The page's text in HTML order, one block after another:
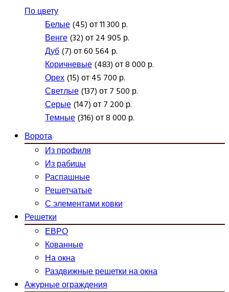
По цвету
Белые(45) от 11 300 р.
Венге(32) от 24 905 р.
Дуб(7) от 60 564 р.
Коричневые(483) от 8 000 р.
Орех(15) от 45 700 р.
Светлые(137) от 7 500 р.
Серые(147) от 7 200 р.
Темные(316) от 8 000 р.
Ворота
Из профиля
Из рабицы
Распашные
Решетчатые
С элементами ковки
Решетки
ЕВРО
Кованные
На окна
Раздвижные решетки на окна
Ажурные ограждения